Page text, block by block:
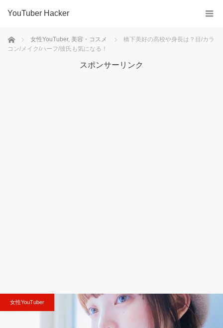
YouTuber Hacker
ホーム 女性YouTuber, 美容・コスメ
橋下美好の高校や身長は？目/カラ
コン/メイク/ハーフ/彼氏も気になる！
スポンサーリンク
女性YouTuber